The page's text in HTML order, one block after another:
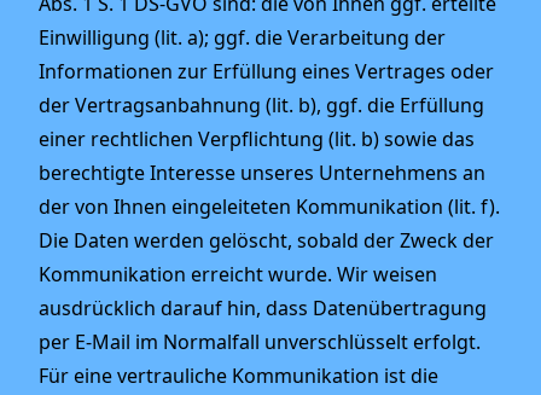
Einwilligung (lit. a); ggf. die Verarbeitung der
Informationen zur Erfüllung eines Vertrages oder
der Vertragsanbahnung (lit. b), ggf. die Erfüllung
einer rechtlichen Verpflichtung (lit. b) sowie das
berechtigte Interesse unseres Unternehmens an
der von Ihnen eingeleiteten Kommunikation (lit. f).
Die Daten werden gelöscht, sobald der Zweck der
Kommunikation erreicht wurde. Wir weisen
ausdrücklich darauf hin, dass Datenübertragung
per E-Mail im Normalfall unverschlüsselt erfolgt.
Für eine vertrauliche Kommunikation ist die